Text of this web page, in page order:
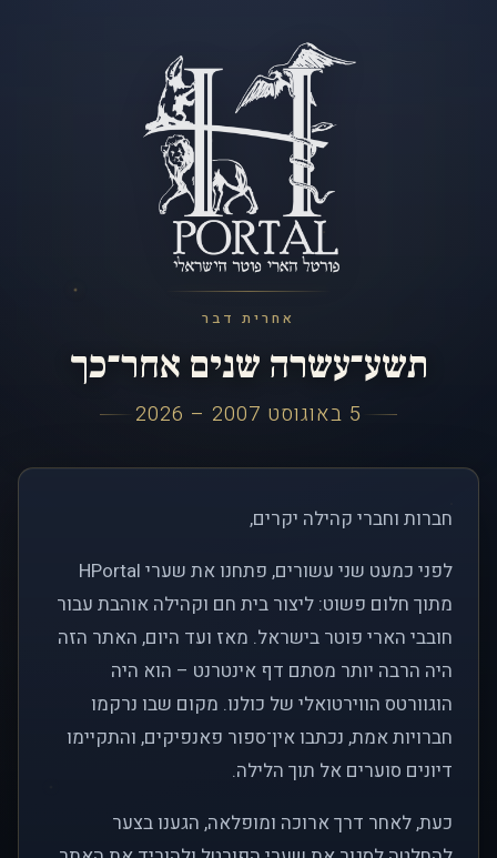
אחרית דבר
תשע־עשרה שנים אחר־כך
5 באוגוסט 2007 – 2026
חברות וחברי קהילה יקרים,
לפני כמעט שני עשורים, פתחנו את שערי HPortal
מתוך חלום פשוט: ליצור בית חם וקהילה אוהבת עבור
חובבי הארי פוטר בישראל. מאז ועד היום, האתר הזה
היה הרבה יותר מסתם דף אינטרנט – הוא היה
הוגוורטס הווירטואלי של כולנו. מקום שבו נרקמו
חברויות אמת, נכתבו אין־ספור פאנפיקים, והתקיימו
דיונים סוערים אל תוך הלילה.
כעת, לאחר דרך ארוכה ומופלאה, הגענו בצער